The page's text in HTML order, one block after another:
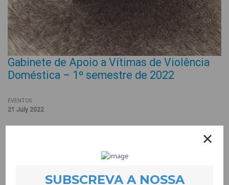
Gabinete de Apoio a Vítimas de Violência
Doméstica – 1º semestre de 2022
EVENTOS
21 July 2022
Violência Doméstica da CooLabora apoiou 57 (51M+6H) novas
situações de violência doméstica nas vertentes de apoio